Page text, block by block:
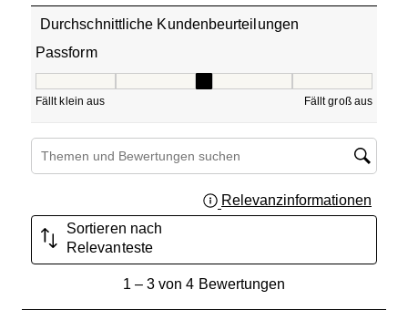
Durchschnittliche Kundenbeurteilungen
Passform
Fällt klein aus Fällt groß aus
Suchthemen und Bewertungen Suchregion
Relevanzinformationen
Sortieren nach
Relevanteste
1– 3 von 4 Bewertungen